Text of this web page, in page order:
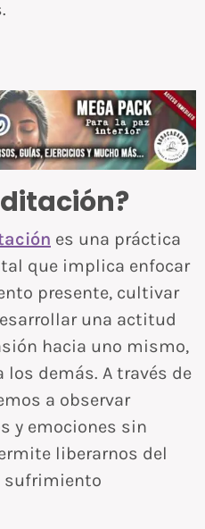
es una práctica
que implica enfocar
presente, cultivar
una actitud
hacia uno mismo,
demás. A través de
a observar
y emociones sin
liberarnos del
sufrimiento